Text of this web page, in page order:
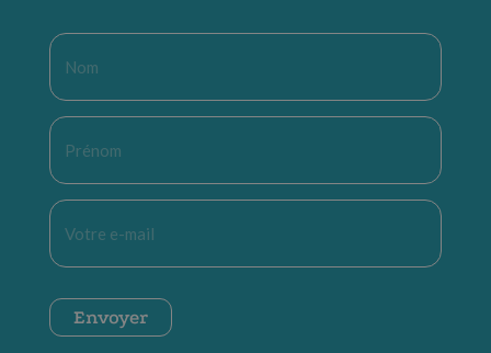
Nom
Prénom
E-
mail
CAPTCHA
Envoyer